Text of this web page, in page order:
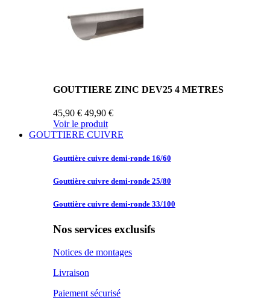
GOUTTIERE ZINC DEV25 4 METRES
45,90 € 49,90 €
Voir le produit
GOUTTIERE CUIVRE
Gouttière cuivre demi-ronde 16/60
Gouttière cuivre demi-ronde 25/80
Gouttière cuivre demi-ronde 33/100
Nos services exclusifs
Notices de montages
Livraison
Paiement sécurisé